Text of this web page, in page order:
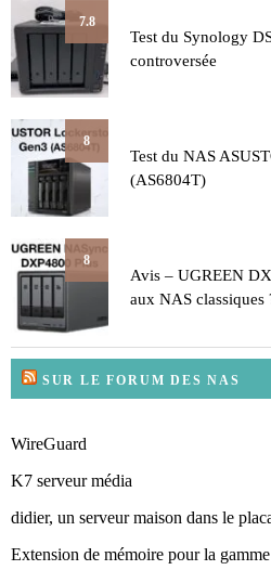
7.8
Test du Synology
controversée
8
Test du NAS
(AS6804T)
8
Avis – UGREEN
aux NAS classiques
SUR LE FORUM DES NAS
WireGuard
K7 serveur média
didier, un serveur maison dans le
Extension de mémoire pour la